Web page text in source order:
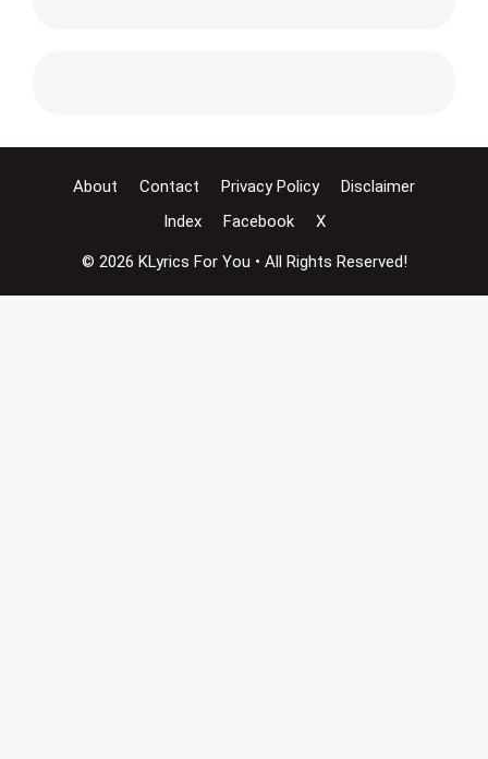
About Contact Privacy Policy
Disclaimer
Index
Facebook X
© 2026 KLyrics For You • All Rights Reserved!